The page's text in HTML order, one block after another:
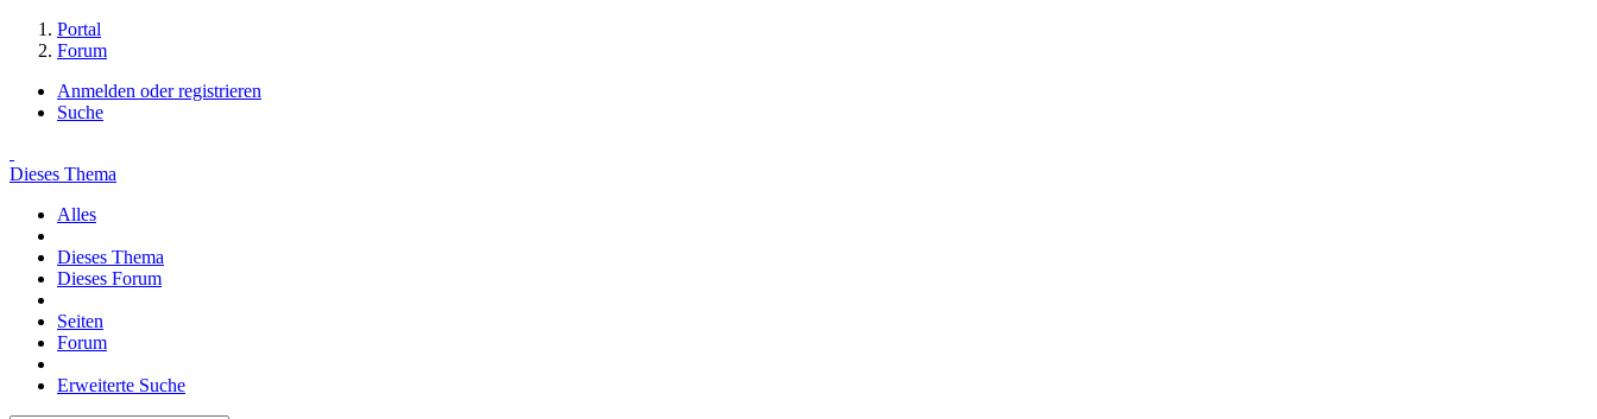
Portal
Forum
Anmelden oder registrieren
Suche
Dieses Thema
Alles
Dieses Thema
Dieses Forum
Seiten
Forum
Erweiterte Suche